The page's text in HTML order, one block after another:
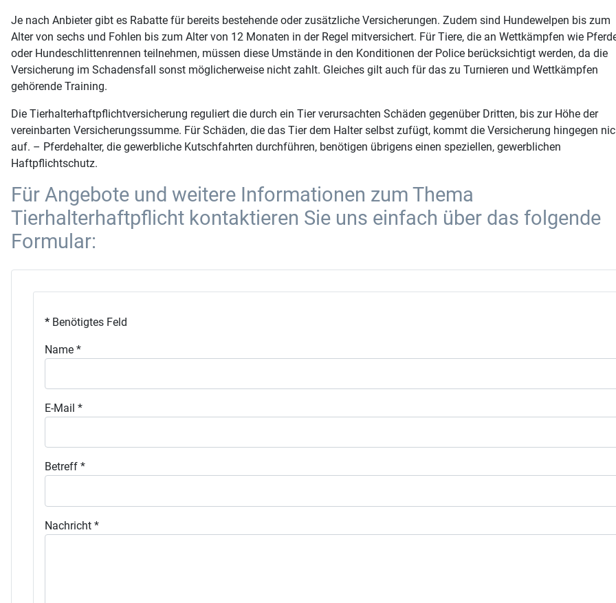
Je nach Anbieter gibt es Rabatte für bereits bestehende oder zusätzliche Versicherungen. Zudem sind Hundewelpen bis zum
Alter von sechs und Fohlen bis zum Alter von 12 Monaten in der Regel mitversichert. Für Tiere, die an Wettkämpfen wie
oder Hundeschlittenrennen teilnehmen, müssen diese Umstände in den Konditionen der Police berücksichtigt werden, da die
Versicherung im Schadensfall sonst möglicherweise nicht zahlt. Gleiches gilt auch für das zu Turnieren und Wettkämpfen
gehörende Training.
Die Tierhalterhaftpflichtversicherung reguliert die durch ein Tier verursachten Schäden gegenüber Dritten, bis zur Höhe der
vereinbarten Versicherungssumme. Für Schäden, die das Tier dem Halter selbst zufügt, kommt die Versicherung hingegen
auf. – Pferdehalter, die gewerbliche Kutschfahrten durchführen, benötigen übrigens einen speziellen, gewerblichen
Haftpflichtschutz.
Für Angebote und weitere Informationen zum Thema
Tierhalterhaftpflicht kontaktieren Sie uns einfach über das folgende
Formular: